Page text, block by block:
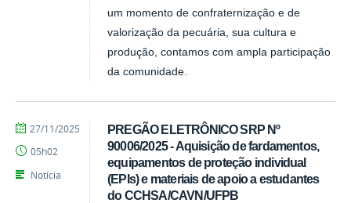
um momento de confraternização e de
valorização da pecuária, sua cultura e
produção, contamos com ampla participação
da comunidade.
PREGÃO ELETRÔNICO SRP Nº
90006/2025 - Aquisição de fardamentos,
equipamentos de proteção individual
(EPIs) e materiais de apoio a estudantes
do CCHSA/CAVN/UFPB
por
publicado
27/11/2025
05h02
Notícia